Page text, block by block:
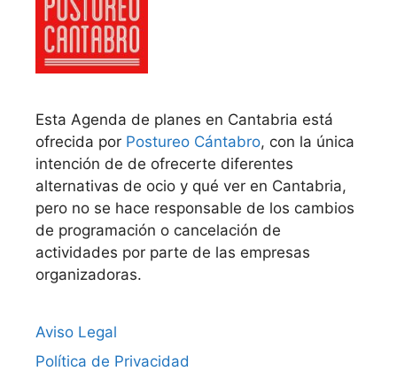
Esta Agenda de planes en Cantabria está
ofrecida por Postureo Cántabro, con la única
intención de de ofrecerte diferentes
alternativas de ocio y qué ver en Cantabria,
pero no se hace responsable de los cambios
de programación o cancelación de
actividades por parte de las empresas
organizadoras.
Aviso Legal
Política de Privacidad